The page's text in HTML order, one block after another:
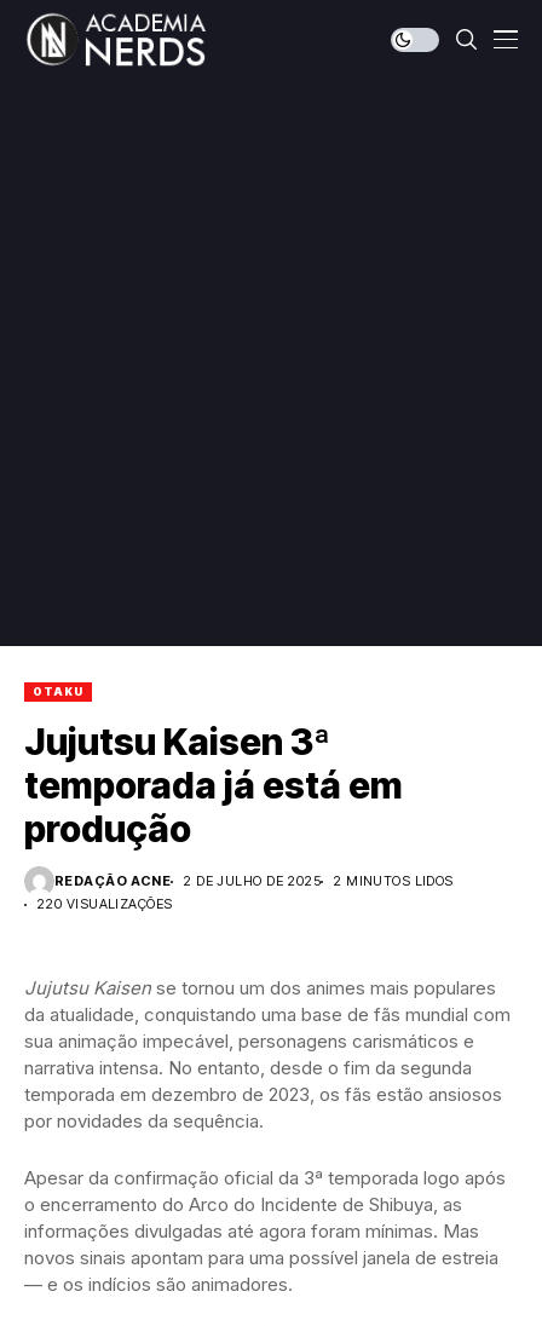
OTAKU
Jujutsu Kaisen 3ª
temporada já está em
produção
REDAÇÃO ACNE 2 DE JULHO DE 2025
2 MINUTOS LIDOS
220 VISUALIZAÇÕES
Jujutsu Kaisen se tornou um dos animes mais populares
da atualidade, conquistando uma base de fãs mundial com
sua animação impecável, personagens carismáticos e
narrativa intensa. No entanto, desde o fim da segunda
temporada em dezembro de 2023, os fãs estão ansiosos
por novidades da sequência.
Apesar da confirmação oficial da 3ª temporada logo após
o encerramento do Arco do Incidente de Shibuya, as
informações divulgadas até agora foram mínimas. Mas
novos sinais apontam para uma possível janela de estreia
— e os indícios são animadores.